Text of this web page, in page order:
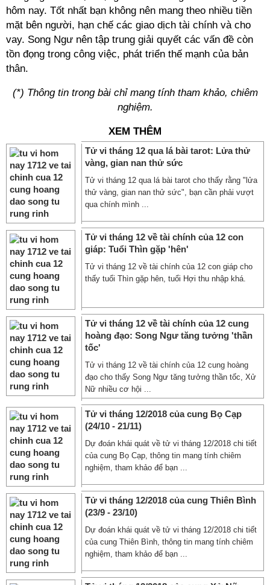
hôm nay. Tốt nhất bạn không nên mang theo nhiều tiền
mặt bên người, hạn chế các giao dịch tài chính và cho
vay. Song Ngư nên tập trung giải quyết các vấn đề còn
tồn đọng trong công việc, phát triển thế mạnh của bản
thân.
(*) Thông tin trong bài chỉ mang tính tham khảo, chiêm
nghiệm.
XEM THÊM
Tử vi tháng 12 qua lá bài tarot: Lửa thử
vàng, gian nan thử sức
Tử vi tháng 12 qua lá bài tarot cho thấy rằng "lửa
thử vàng, gian nan thử sức", bạn cần phải vượt
qua chính mình ...
Tử vi tháng 12 về tài chính của 12 con
giáp: Tuổi Thìn gặp 'hên'
Tử vi tháng 12 về tài chính của 12 con giáp cho
thấy tuổi Thìn gặp hên, tuổi Hợi thu nhập khá.
Tử vi tháng 12 về tài chính của 12 cung
hoàng đạo: Song Ngư tăng tưởng 'thần
tốc'
Tử vi tháng 12 về tài chính của 12 cung hoàng
đạo cho thấy Song Ngư tăng tưởng thần tốc, Xử
Nữ nhiều cơ hội ...
Tử vi tháng 12/2018 của cung Bọ Cạp
(24/10 - 21/11)
Dự đoán khái quát về tử vi tháng 12/2018 chi tiết
của cung Bọ Cạp, thông tin mang tính chiêm
nghiệm, tham khảo để bạn ...
Tử vi tháng 12/2018 của cung Thiên Bình
(23/9 - 23/10)
Dự đoán khái quát về tử vi tháng 12/2018 chi tiết
của cung Thiên Bình, thông tin mang tính chiêm
nghiệm, tham khảo để bạn ...